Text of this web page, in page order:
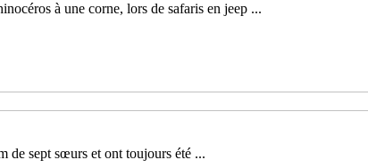
à une corne, lors de safaris en jeep ...
de sept sœurs et ont toujours été ...